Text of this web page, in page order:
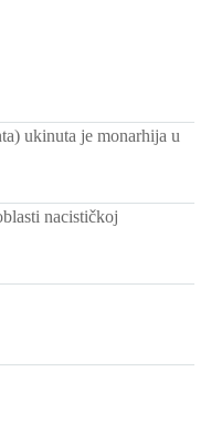
ukinuta je monarhija u
nacističkoj